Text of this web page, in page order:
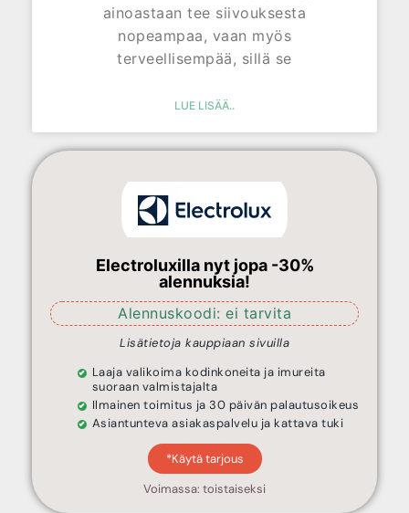
ainoastaan tee siivouksesta
nopeampaa, vaan myös
terveellisempää, sillä se
LUE LISÄÄ..
Electroluxilla nyt jopa -30%
alennuksia!
Alennuskoodi: ei tarvita
Lisätietoja kauppiaan sivuilla
Laaja valikoima kodinkoneita ja imureita
suoraan valmistajalta
Ilmainen toimitus ja 30 päivän palautusoikeus
Asiantunteva asiakaspalvelu ja kattava tuki
*Käytä tarjous
Voimassa: toistaiseksi